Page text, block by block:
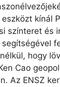
kínál
színteret és
segítségével
hogy
Cao
Az ENSZ